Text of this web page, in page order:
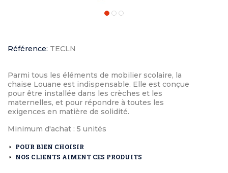
Référence: TECLN
Parmi tous les éléments de mobilier scolaire, la
chaise Louane est indispensable. Elle est conçue
pour être installée dans les crèches et les
maternelles, et pour répondre à toutes les
exigences en matière de solidité.
Minimum d'achat : 5 unités
POUR BIEN CHOISIR
NOS CLIENTS AIMENT CES PRODUITS